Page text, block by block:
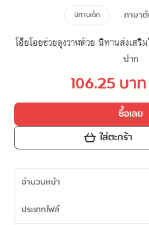
นิทานเด็ก ภาษา
โอ๊ยโอยช่วยลุงวาฬด้วย นิทานส่งเสริ
ปาก
106.25 บาท
ซื้อเลย
ใส่ตะกร้า
จำนวนหน้า
ประเภทไฟล์